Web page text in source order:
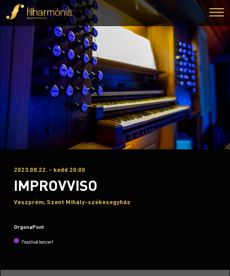
2023.08.22. - kedd 20:00
IMPROVVISO
Veszprém, Szent Mihály-székesegyház
OrgonaPont
Fesztivál koncert